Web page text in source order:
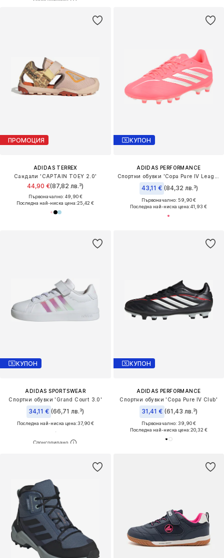
ПРОМОЦИЯ
ADIDAS TERREX
Сандали 'CAPTAIN TOEY 2.0'
44,90 €(87,82 лв.³)
Първоначално: 49,90 €
Последна най-ниска цена:25,42 €
КУПОН
ADIDAS PERFORMANCE
43,11 € (84,32 лв.³)
Първоначално: 59,90 €
Последна най-ниска цена:41,93 €
КУПОН
ADIDAS SPORTSWEAR
Спортни обувки 'Grand Court 3.0'
34,11 € (66,71 лв.³)
Последна най-ниска цена:37,90 €
КУПОН
ADIDAS PERFORMANCE
Спортни обувки 'Copa Pure IV Club'
31,41 € (61,43 лв.³)
Първоначално: 39,90 €
Последна най-ниска цена:20,32 €